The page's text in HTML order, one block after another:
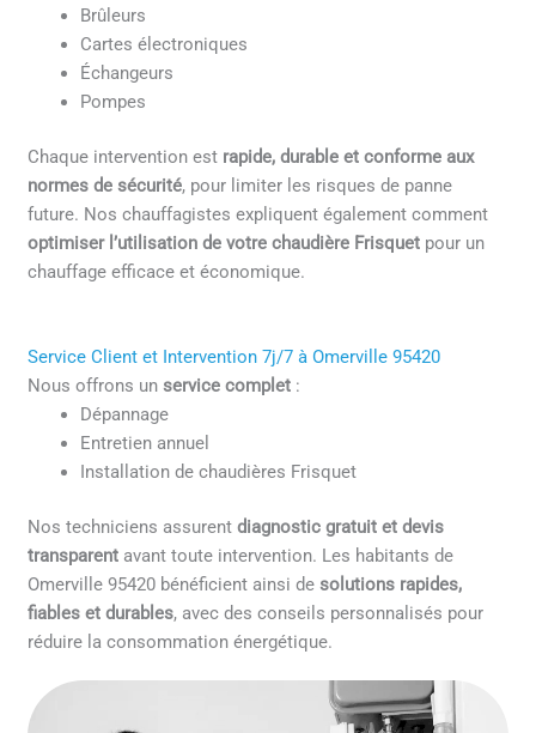
Brûleurs
Cartes électroniques
Échangeurs
Pompes
Chaque intervention est rapide, durable et conforme aux
normes de sécurité, pour limiter les risques de panne
future. Nos chauffagistes expliquent également comment
optimiser l’utilisation de votre chaudière Frisquet pour un
chauffage efficace et économique.
Service Client et Intervention 7j/7 à Omerville 95420
Nous offrons unservice complet :
Dépannage
Entretien annuel
Installation de chaudières Frisquet
Nos techniciens assurentdiagnostic gratuit et devis
transparent avant toute intervention. Les habitants de
Omerville 95420 bénéficient ainsi desolutions rapides,
fiables et durables, avec des conseils personnalisés pour
réduire la consommation énergétique.